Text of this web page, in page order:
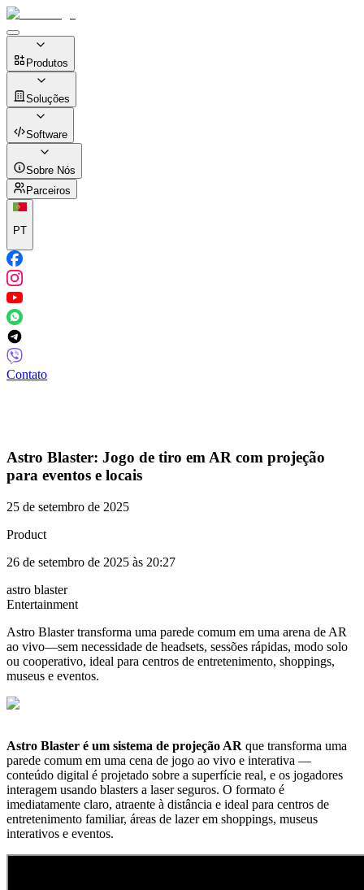
Produtos
Soluções
Software
Sobre Nós
Parceiros
PT
Contato
Astro Blaster: Jogo de tiro em AR com projeção
para eventos e locais
25 de setembro de 2025
Product
26 de setembro de 2025 às 20:27
astro blaster
Entertainment
Astro Blaster transforma uma parede comum em uma arena de AR
ao vivo—sem necessidade de headsets, sessões rápidas, modo solo
ou cooperativo, ideal para centros de entretenimento, shoppings,
museus e eventos.
Astro Blaster é um sistema de projeção AR que transforma uma
parede comum em uma cena de jogo ao vivo e interativa —
conteúdo digital é projetado sobre a superfície real, e os jogadores
interagem usando blasters a laser seguros. O formato é
imediatamente claro, atraente à distância e ideal para centros de
entretenimento familiar, áreas de lazer em shoppings, museus
interativos e eventos.